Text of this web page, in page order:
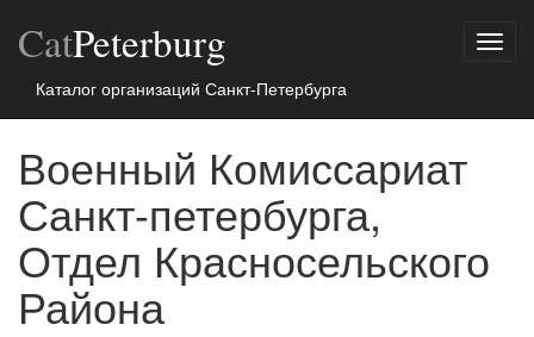
CatPeterburg
Каталог организаций Санкт-Петербурга
Военный Комиссариат
Санкт-петербурга,
Отдел Красносельского
Района